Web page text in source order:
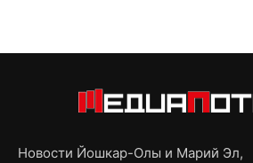
Новости Йошкар-Олы и Марий Эл,